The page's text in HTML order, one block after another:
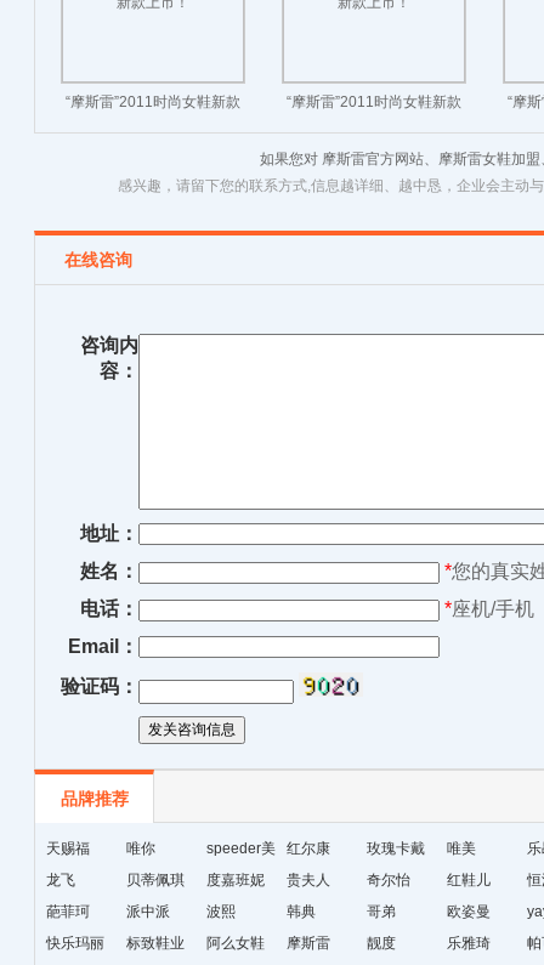
“摩斯雷”2011时尚女鞋新款
上市！
“摩斯雷”2011时尚女鞋新款
上市！
“摩
如果您对 摩斯雷官方网站、摩斯雷女鞋加
感兴趣，请留下您的联系方式,信息越详细、越中恳，企业会主动
在线咨询
咨询内
容：
地址：
姓名：
*您的真实
电话：
*座机/手机
Email：
验证码：
品牌推荐
天赐福 唯你
speeder美
国暴龙
红尔康
玫瑰卡戴
尔
唯美
龙飞
贝蒂佩琪 度嘉班妮 贵夫人 奇尔怡 红鞋儿
葩菲珂
派中派 波熙 韩典 哥弟 欧姿曼
快乐玛丽
标致鞋业 阿么女鞋 摩斯雷 靓度 乐雅琦